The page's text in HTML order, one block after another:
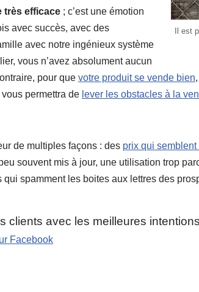
Il est
très efficace ; c’est une émotion
avec succès, avec des
avec notre ingénieux système
vous n’avez absolument aucun
pour que votre produit se vende bien
vous permettra de lever les obstacles à la
de multiples façons : des prix qui
souvent mis à jour, une utilisation trop
spamment les boites aux lettres des
clients avec les meilleures
Facebook